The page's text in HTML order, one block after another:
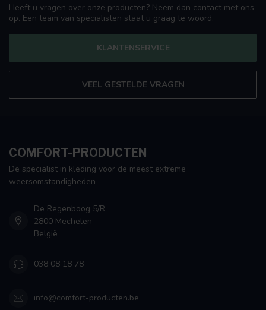
Heeft u vragen over onze producten? Neem dan contact met ons
op. Een team van specialisten staat u graag te woord.
KLANTENSERVICE
VEEL GESTELDE VRAGEN
COMFORT-PRODUCTEN
De specialist in kleding voor de meest extreme
weersomstandigheden
De Regenboog 5/R
2800 Mechelen
België
038 08 18 78
info@comfort-producten.be